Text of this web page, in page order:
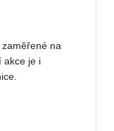
na
akce je i